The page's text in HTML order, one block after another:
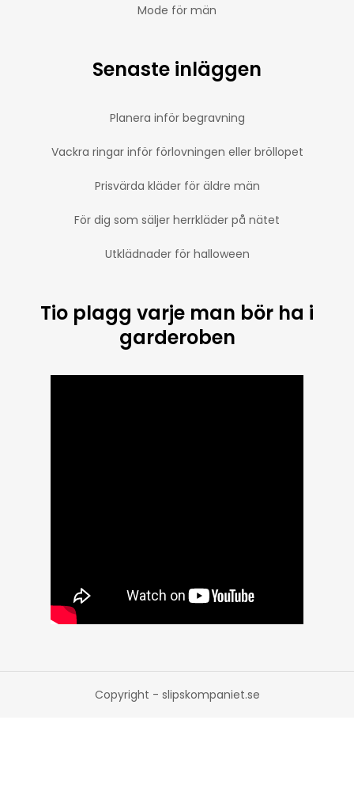
Mode för män
Senaste inläggen
Planera inför begravning
Vackra ringar inför förlovningen eller bröllopet
Prisvärda kläder för äldre män
För dig som säljer herrkläder på nätet
Utklädnader för halloween
Tio plagg varje man bör ha i
garderoben
Copyright - slipskompaniet.se